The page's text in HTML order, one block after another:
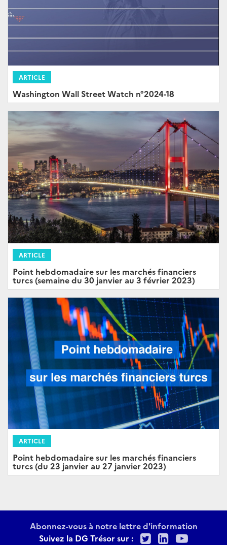
ARTICLE
Washington Wall Street Watch n°2024-18
ARTICLE
Point hebdomadaire sur les marchés financiers
turcs (semaine du 30 janvier au 3 février 2023)
ARTICLE
Point hebdomadaire sur les marchés financiers
turcs (du 23 janvier au 27 janvier 2023)
Abonnez-vous à notre lettre d'information
Suivez la DG Trésor sur :
TwitterLinkedIn